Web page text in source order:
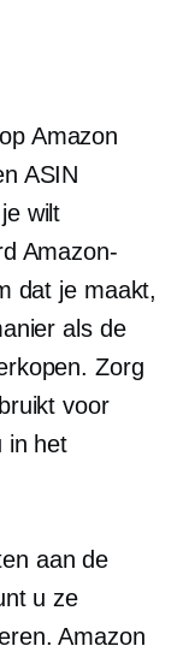
Amazon
ASIN
wilt
Amazon-
dat je maakt,
als de
Zorg
voor
in het
aan de
u ze
Amazon